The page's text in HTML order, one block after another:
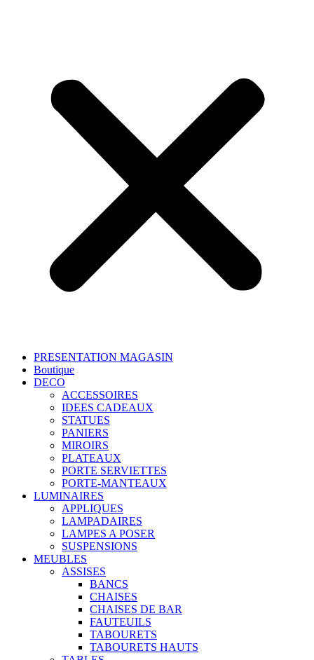
PRESENTATION MAGASIN
Boutique
DECO
ACCESSOIRES
IDEES CADEAUX
STATUES
PANIERS
MIROIRS
PLATEAUX
PORTE SERVIETTES
PORTE-MANTEAUX
LUMINAIRES
APPLIQUES
LAMPADAIRES
LAMPES A POSER
SUSPENSIONS
MEUBLES
ASSISES
BANCS
CHAISES
CHAISES DE BAR
FAUTEUILS
TABOURETS
TABOURETS HAUTS